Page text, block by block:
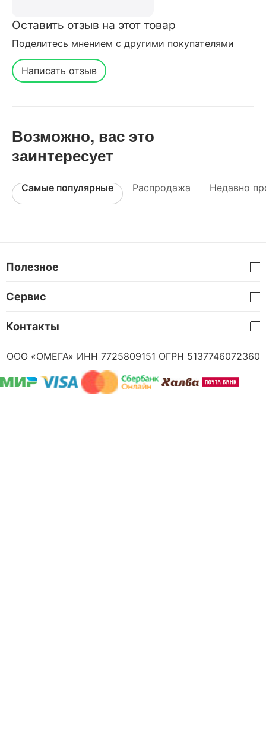
Оставить отзыв на этот товар
Поделитесь мнением с другими покупателями
Написать отзыв
Возможно, вас это
заинтересует
Самые популярные Распродажа Недавно
Полезное
Сервис
Контакты
ООО «ОМЕГА» ИНН 7725809151 ОГРН 5137746072360